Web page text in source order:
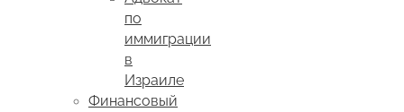
по
иммиграции
в
Израиле
Финансовый